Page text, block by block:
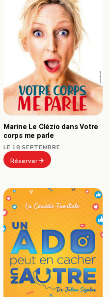
Marine Le Clézio dans Votre
corps me parle
LE 18 SEPTEMBRE
Réserver